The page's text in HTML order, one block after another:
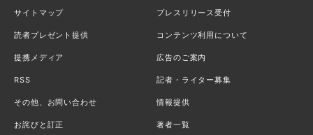
サイトマップ プレスリリース受付
読者プレゼント提供 コンテンツ利用について
提携メディア 広告のご案内
RSS 記者・ライター募集
その他、お問い合わせ 情報提供
お詫びと訂正 著者一覧